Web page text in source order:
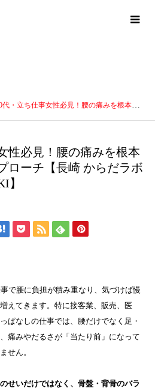
・立ち仕事女性必見！腰の痛みを根本改善する整体アプローチ【長崎 からだラボ整体院NAGASAKI】
性必見！腰の痛みを根本
ローチ【長崎 からだラボ
】
で腰に負担が積み重なり、気づけば慢
えてきます。特に接客業、販売、医
ぱなしの仕事では、腰だけでなく足・
痛みやだるさが「当たり前」になって
せん。
せいだけではなく、骨盤・背骨のバラ